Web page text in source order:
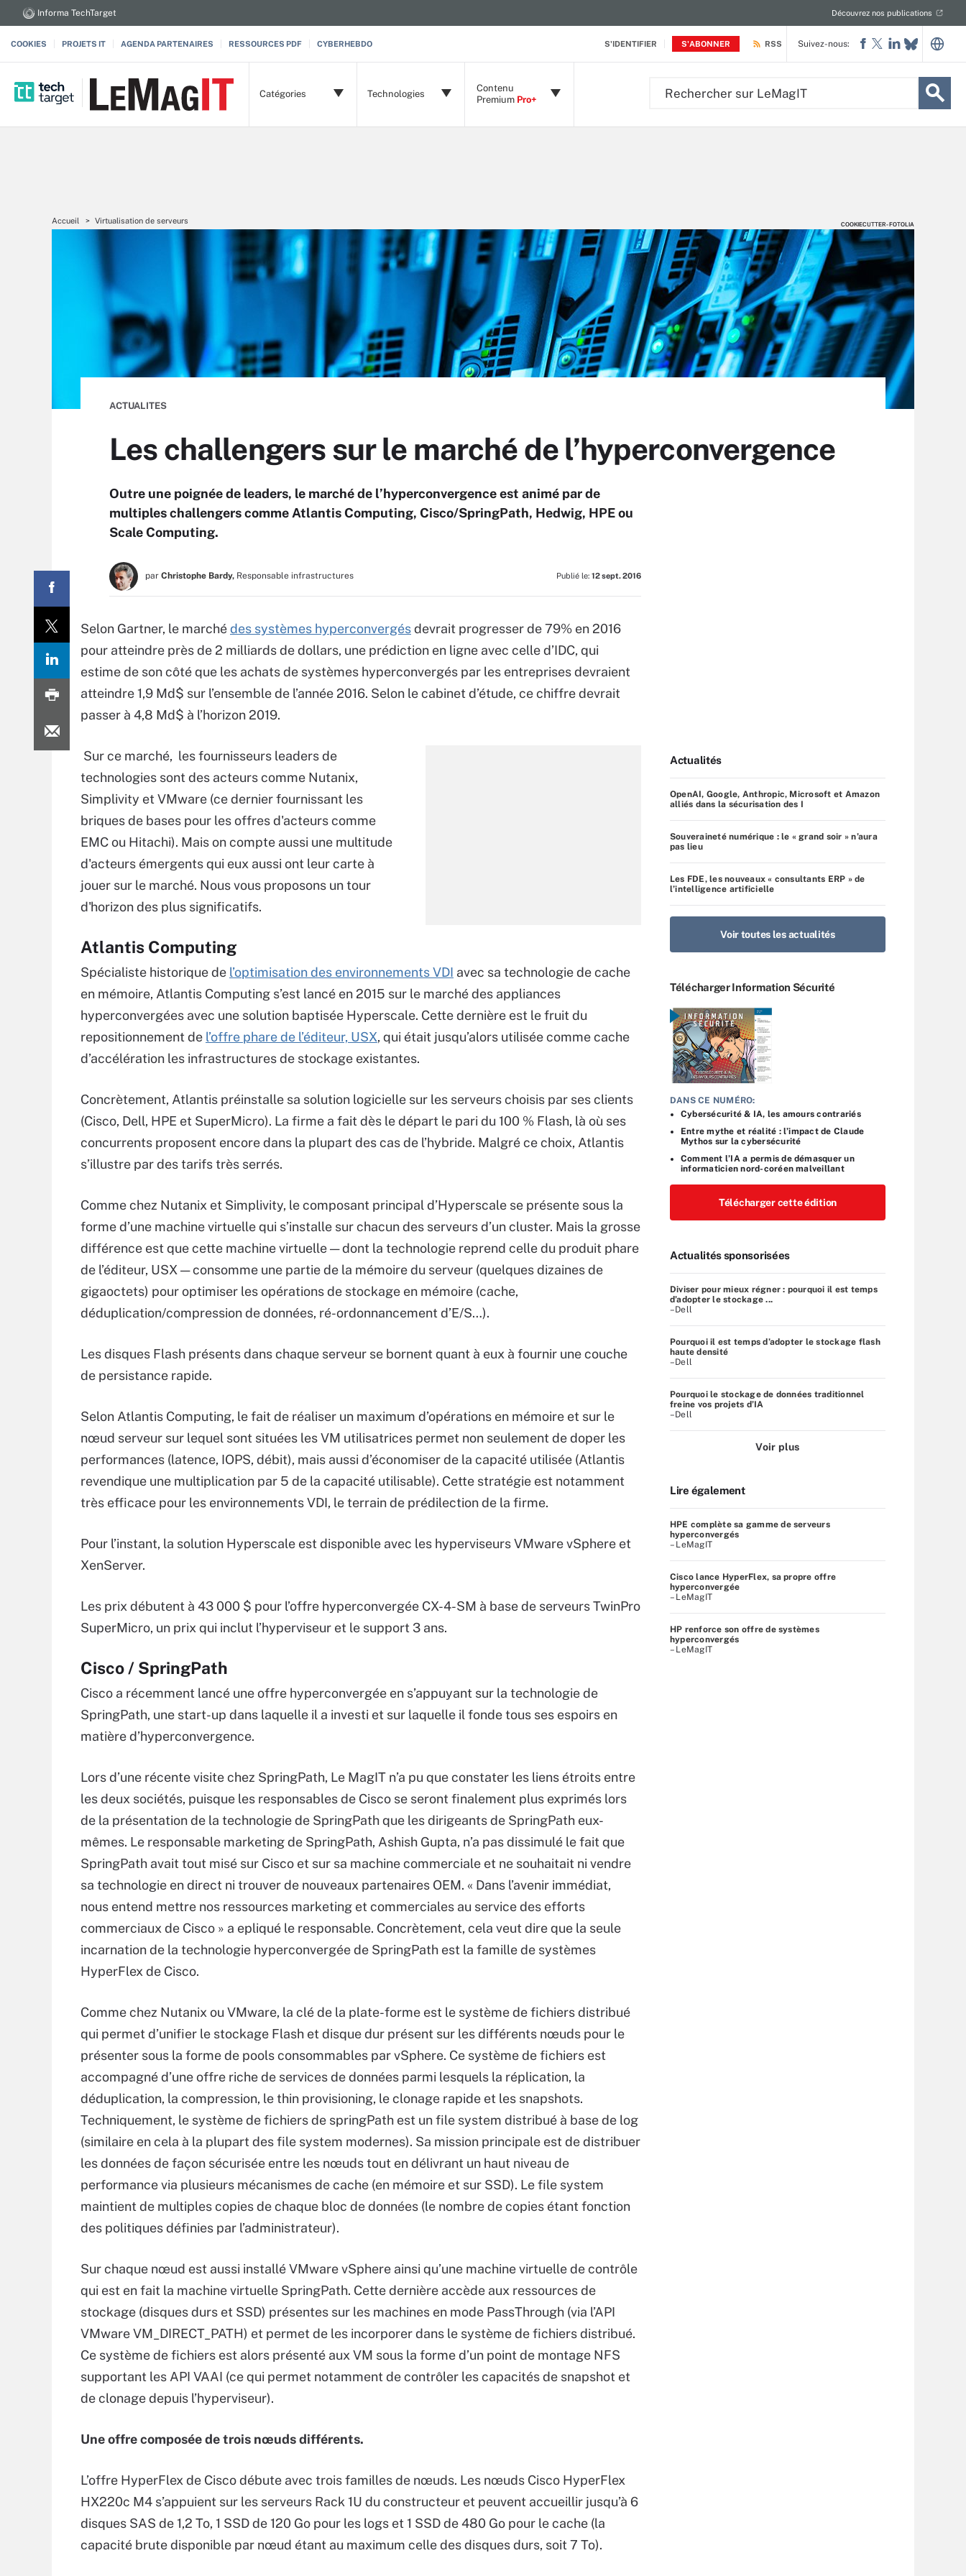
S'IDENTIFIER S'ABONNER
Informa TechTarget Découvrez nos publications
COOKIES PROJETS IT AGENDA PARTENAIRES RESSOURCES PDF CYBERHEBDO RSS
Catégories Technologies
Contenu
Premium Pro+
Suivez-nous:
Accueil Virtualisation de serveurs COOKIECUTTER - FOTOLIA
COOKIECUTTER - FOTOLIA
ACTUALITES
Les challengers sur le marché de l’hyperconvergence
Outre une poignée de leaders, le marché de l’hyperconvergence est animé par de
multiples challengers comme Atlantis Computing, Cisco/SpringPath, Hedwig, HPE ou
Scale Computing.
par Christophe Bardy, Responsable infrastructures Publié le: 12 sept. 2016
Selon Gartner, le marchédes systèmes hyperconvergésdevrait progresser de 79% en 2016
pour atteindre près de 2 milliards de dollars, une prédiction en ligne avec celle d’IDC, qui
estime de son côté que les achats de systèmes hyperconvergés par les entreprises devraient
atteindre 1,9 Md$ sur l’ensemble de l’année 2016. Selon le cabinet d’étude, ce chiffre devrait
passer à 4,8 Md$ à l’horizon 2019.
Sur ce marché, les fournisseurs leaders de
technologies sont des acteurs comme Nutanix,
Simplivity et VMware (ce dernier fournissant les
briques de bases pour les offres d'acteurs comme
EMC ou Hitachi). Mais on compte aussi une multitude
d'acteurs émergents qui eux aussi ont leur carte à
jouer sur le marché. Nous vous proposons un tour
d'horizon des plus significatifs.
Atlantis Computing
Spécialiste historique de l’optimisation des environnements VDI avec sa technologie de cache
en mémoire, Atlantis Computing s’est lancé en 2015 sur le marché des appliances
hyperconvergées avec une solution baptisée Hyperscale. Cette dernière est le fruit du
repositionnement de l’offre phare de l’éditeur, USX, qui était jusqu’alors utilisée comme cache
d’accélération les infrastructures de stockage existantes.
Concrètement, Atlantis préinstalle sa solution logicielle sur les serveurs choisis par ses clients
(Cisco, Dell, HPE et SuperMicro). La firme a fait dès le départ le pari du 100 % Flash, là où ses
concurrents proposent encore dans la plupart des cas de l’hybride. Malgré ce choix, Atlantis
s’illustre par des tarifs très serrés.
Comme chez Nutanix et Simplivity, le composant principal d’Hyperscale se présente sous la
forme d’une machine virtuelle qui s’installe sur chacun des serveurs d’un cluster. Mais la grosse
différence est que cette machine virtuelle — dont la technologie reprend celle du produit phare
de l’éditeur, USX — consomme une partie de la mémoire du serveur (quelques dizaines de
gigaoctets) pour optimiser les opérations de stockage en mémoire (cache,
déduplication/compression de données, ré-ordonnancement d’E/S…).
Les disques Flash présents dans chaque serveur se bornent quant à eux à fournir une couche
de persistance rapide.
Selon Atlantis Computing, le fait de réaliser un maximum d’opérations en mémoire et sur le
nœud serveur sur lequel sont situées les VM utilisatrices permet non seulement de doper les
performances (latence, IOPS, débit), mais aussi d’économiser de la capacité utilisée (Atlantis
revendique une multiplication par 5 de la capacité utilisable). Cette stratégie est notamment
très efficace pour les environnements VDI, le terrain de prédilection de la firme.
Pour l’instant, la solution Hyperscale est disponible avec les hyperviseurs VMware vSphere et
XenServer.
Les prix débutent à 43 000 $ pour l’offre hyperconvergée CX-4-SM à base de serveurs TwinPro
SuperMicro, un prix qui inclut l’hyperviseur et le support 3 ans.
Cisco / SpringPath
Cisco a récemment lancé une offre hyperconvergée en s’appuyant sur la technologie de
SpringPath, une start-up dans laquelle il a investi et sur laquelle il fonde tous ses espoirs en
matière d’hyperconvergence.
Lors d’une récente visite chez SpringPath, Le MagIT n’a pu que constater les liens étroits entre
les deux sociétés, puisque les responsables de Cisco se seront finalement plus exprimés lors
de la présentation de la technologie de SpringPath que les dirigeants de SpringPath eux-
mêmes. Le responsable marketing de SpringPath, Ashish Gupta, n’a pas dissimulé le fait que
SpringPath avait tout misé sur Cisco et sur sa machine commerciale et ne souhaitait ni vendre
sa technologie en direct ni trouver de nouveaux partenaires OEM. « Dans l’avenir immédiat,
nous entend mettre nos ressources marketing et commerciales au service des efforts
commerciaux de Cisco » a epliqué le responsable. Concrètement, cela veut dire que la seule
incarnation de la technologie hyperconvergée de SpringPath est la famille de systèmes
HyperFlex de Cisco.
Comme chez Nutanix ou VMware, la clé de la plate-forme est le système de fichiers distribué
qui permet d’unifier le stockage Flash et disque dur présent sur les différents nœuds pour le
présenter sous la forme de pools consommables par vSphere. Ce système de fichiers est
accompagné d’une offre riche de services de données parmi lesquels la réplication, la
déduplication, la compression, le thin provisioning, le clonage rapide et les snapshots.
Techniquement, le système de fichiers de springPath est un file system distribué à base de log
(similaire en cela à la plupart des file system modernes). Sa mission principale est de distribuer
les données de façon sécurisée entre les nœuds tout en délivrant un haut niveau de
performance via plusieurs mécanismes de cache (en mémoire et sur SSD). Le file system
maintient de multiples copies de chaque bloc de données (le nombre de copies étant fonction
des politiques définies par l’administrateur).
Sur chaque nœud est aussi installé VMware vSphere ainsi qu’une machine virtuelle de contrôle
qui est en fait la machine virtuelle SpringPath. Cette dernière accède aux ressources de
stockage (disques durs et SSD) présentes sur les machines en mode PassThrough (via l’API
VMware VM_DIRECT_PATH) et permet de les incorporer dans le système de fichiers distribué.
Ce système de fichiers est alors présenté aux VM sous la forme d’un point de montage NFS
supportant les API VAAI (ce qui permet notamment de contrôler les capacités de snapshot et
de clonage depuis l’hyperviseur).
Une offre composée de trois nœuds différents.
L’offre HyperFlex de Cisco débute avec trois familles de nœuds. Les nœuds Cisco HyperFlex
HX220c M4 s’appuient sur les serveurs Rack 1U du constructeur et peuvent accueillir jusqu’à 6
disques SAS de 1,2 To, 1 SSD de 120 Go pour les logs et 1 SSD de 480 Go pour le cache (la
capacité brute disponible par nœud étant au maximum celle des disques durs, soit 7 To).
Actualités
OpenAI, Google, Anthropic, Microsoft et Amazon
alliés dans la sécurisation des I
Souveraineté numérique : le « grand soir » n’aura
pas lieu
Les FDE, les nouveaux « consultants ERP » de
l’intelligence artificielle
Voir toutes les actualités
Télécharger Information Sécurité
DANS CE NUMÉRO:
Cybersécurité & IA, les amours contrariés
Entre mythe et réalité : l’impact de Claude
Mythos sur la cybersécurité
Comment l’IA a permis de démasquer un
informaticien nord-coréen malveillant
Télécharger cette édition
Actualités sponsorisées
Diviser pour mieux régner : pourquoi il est temps
d’adopter le stockage ...
–Dell
Pourquoi il est temps d’adopter le stockage flash
haute densité
–Dell
Pourquoi le stockage de données traditionnel
freine vos projets d’IA
–Dell
Voir plus
Lire également
HPE complète sa gamme de serveurs
hyperconvergés
– LeMagIT
Cisco lance HyperFlex, sa propre offre
hyperconvergée
– LeMagIT
HP renforce son offre de systèmes
hyperconvergés
– LeMagIT